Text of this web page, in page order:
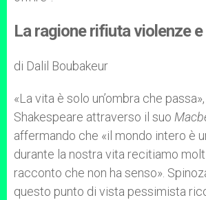
La ragione rifiuta violenze
di Dalil Boubakeur
«La vita è solo un’ombra che
Shakespeare attraverso il suo
affermando che «il mondo intero è
durante la nostra vita recitiamo
racconto che non ha senso».
questo punto di vista pessimista